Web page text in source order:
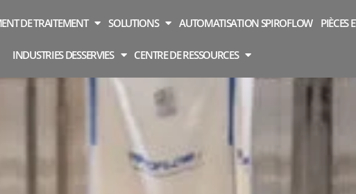
DE TRAITEMENT SOLUTIONS AUTOMATISATION SPIROFLOW PIÈCES
INDUSTRIES DESSERVIES CENTRE DE RESSOURCES